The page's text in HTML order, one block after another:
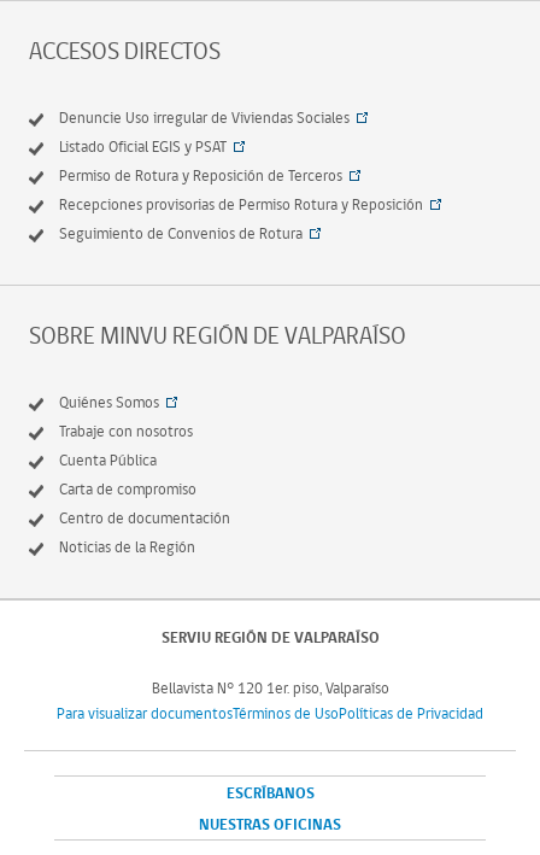
ACCESOS DIRECTOS
Denuncie Uso irregular de Viviendas Sociales
Listado Oficial EGIS y PSAT
Permiso de Rotura y Reposición de Terceros
Recepciones provisorias de Permiso Rotura y Reposición
Seguimiento de Convenios de Rotura
SOBRE MINVU REGIÓN DE VALPARAÍSO
Quiénes Somos
Trabaje con nosotros
Cuenta Pública
Carta de compromiso
Centro de documentación
Noticias de la Región
SERVIU REGIÓN DE VALPARAÍSO
Bellavista N° 120 1er. piso, Valparaíso
Para visualizar documentosTérminos de UsoPolíticas de Privacidad
ESCRÍBANOS
NUESTRAS OFICINAS